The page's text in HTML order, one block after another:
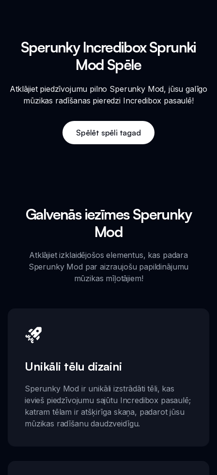
Sperunky Incredibox Sprunki
Mod Spēle
Atklājiet piedzīvojumu pilno Sperunky Mod, jūsu galīgo
mūzikas radīšanas pieredzi Incredibox pasaulē!
Spēlēt spēli tagad
Galvenās iezīmes Sperunky
Mod
Atklājiet izklaidējošos elementus, kas padara
Sperunky Mod par aizraujošu papildinājumu
mūzikas mīļotājiem!
Unikāli tēlu dizaini
Sperunky Mod ir unikāli izstrādāti tēli, kas
ievieš piedzīvojumu sajūtu Incredibox pasaulē;
katram tēlam ir atšķirīga skaņa, padarot jūsu
mūzikas radīšanu daudzveidīgu.